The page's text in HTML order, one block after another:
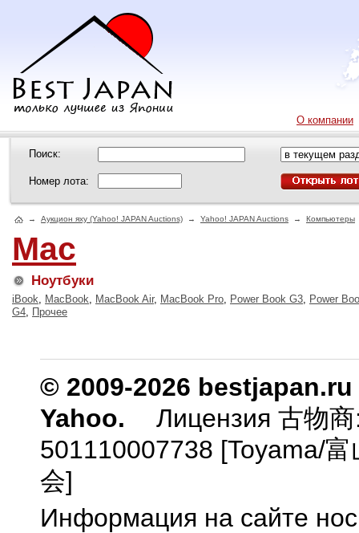
О компании
Поиск:
Номер лота:
→ Аукцион яху (Yahoo! JAPAN Auctions) → Yahoo! JAPAN Auctions → Компьютеры
Mac
Ноутбуки
iBook, MacBook, MacBook Air, MacBook Pro, Power Book G3, Power
G4, Прочее
© 2009-2026
Yahoo.
Лицензия 古物
501110007738 [Toyama/
会]
Информация на сайте